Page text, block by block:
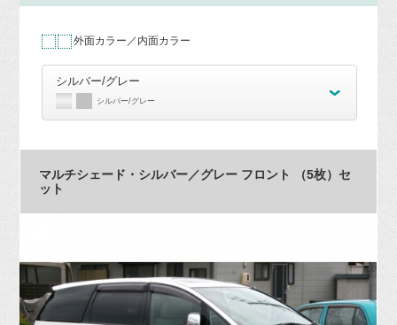
外面カラー／内面カラー
シルバー/グレー
シルバー/グレー
マルチシェード・シルバー／グレー フロント （5枚）セ
ット